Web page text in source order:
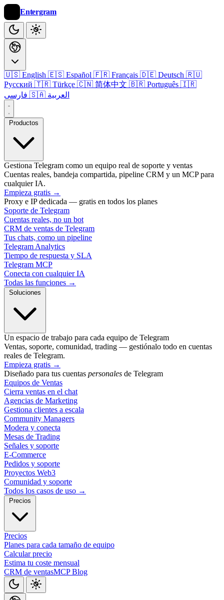
Entergram
🇺🇸 English 🇪🇸 Español 🇫🇷 Français 🇩🇪 Deutsch 🇷🇺
Русский 🇹🇷 Türkçe 🇨🇳 简体中文 🇧🇷 Português 🇮🇷
🇸🇦 العربية
Productos
Gestiona Telegram como un equipo real de soporte y ventas
Cuentas reales, bandeja compartida, pipeline CRM y un MCP para
cualquier IA.
Empieza gratis →
Proxy e IP dedicada — gratis en todos los planes
Soporte de Telegram
Cuentas reales, no un bot
CRM de ventas de Telegram
Tus chats, como un pipeline
Telegram Analytics
Tiempo de respuesta y SLA
Telegram MCP
Conecta con cualquier IA
Todas las funciones →
Soluciones
Un espacio de trabajo para cada equipo de Telegram
Ventas, soporte, comunidad, trading — gestiónalo todo en cuentas
reales de Telegram.
Empieza gratis →
Diseñado para tus cuentas personales de Telegram
Equipos de Ventas
Cierra ventas en el chat
Agencias de Marketing
Gestiona clientes a escala
Community Managers
Modera y conecta
Mesas de Trading
Señales y soporte
E-Commerce
Pedidos y soporte
Proyectos Web3
Comunidad y soporte
Todos los casos de uso →
Precios
Precios
Planes para cada tamaño de equipo
Calcular precio
Estima tu coste mensual
CRM de ventasMCPBlog